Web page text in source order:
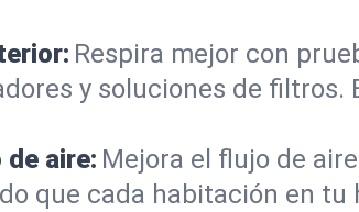
Respira mejor con
y soluciones de
aire: Mejora el flujo de
que cada habitación en tu